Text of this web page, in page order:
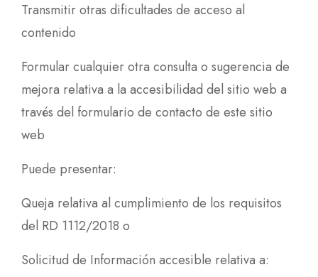
Transmitir otras dificultades de acceso al
contenido
Formular cualquier otra consulta o sugerencia de
mejora relativa a la accesibilidad del sitio web a
través del formulario de contacto de este sitio
web
Puede presentar:
Queja relativa al cumplimiento de los requisitos
del RD 1112/2018 o
Solicitud de Información accesible relativa a: